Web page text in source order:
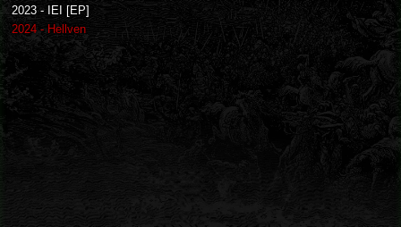
2023 - IEI [EP]
2024 - Hellven